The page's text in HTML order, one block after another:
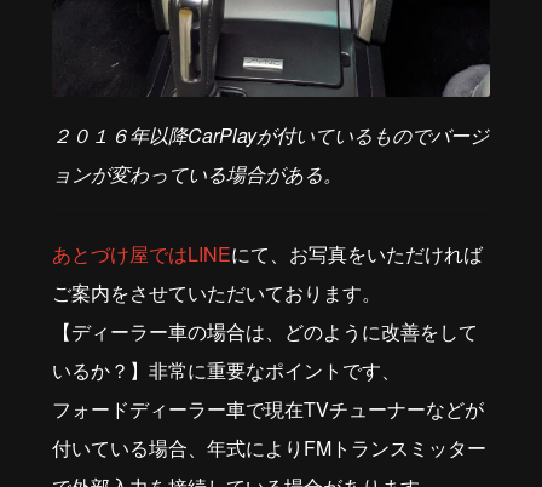
２０１６年以降CarPlayが付いているものでバージ
ョンが変わっている場合がある。
あとづけ屋ではLINEにて、お写真をいただければ
ご案内をさせていただいております。
【ディーラー車の場合は、どのように改善をして
いるか？】非常に重要なポイントです、
フォードディーラー車で現在TVチューナーなどが
付いている場合、年式によりFMトランスミッター